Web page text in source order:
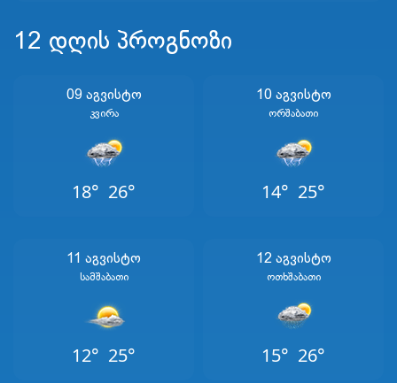
12 დღის პროგნოზი
09 Აგვისტო
Კვირა
18° 26°
10 Აგვისტო
Ორშაბათი
14° 25°
11 Აგვისტო
Სამშაბათი
12° 25°
12 Აგვისტო
Ოთხშაბათი
15° 26°